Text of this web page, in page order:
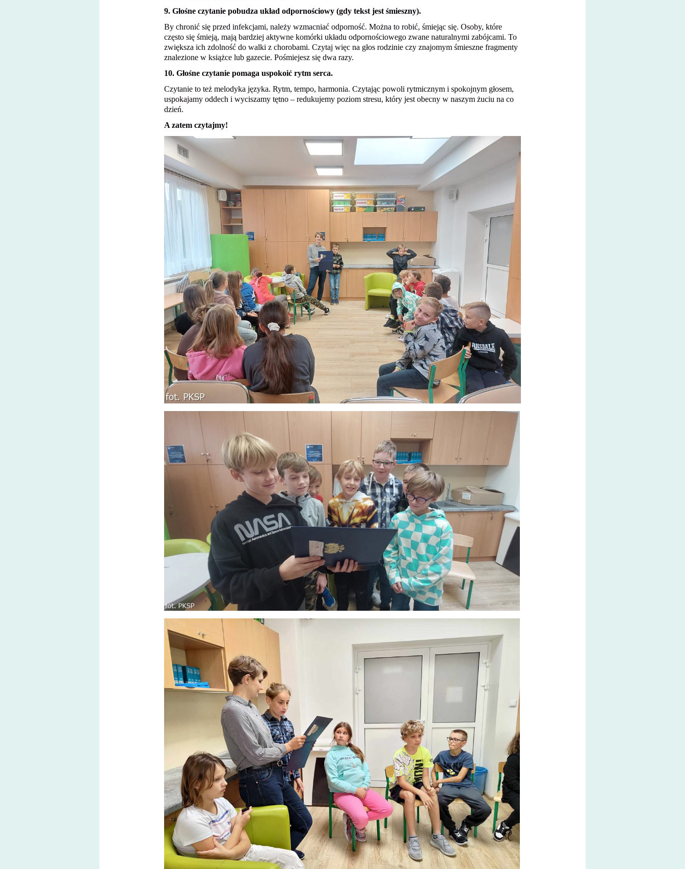
9. Głośne czytanie pobudza układ odpornościowy (gdy tekst jest śmieszny).
By chronić się przed infekcjami, należy wzmacniać odporność. Można to robić, śmiejąc się. Osoby, które
często się śmieją, mają bardziej aktywne komórki układu odpornościowego zwane naturalnymi zabójcami. To
zwiększa ich zdolność do walki z chorobami. Czytaj więc na głos rodzinie czy znajomym śmieszne fragmenty
znalezione w książce lub gazecie. Pośmiejesz się dwa razy.
10. Głośne czytanie pomaga uspokoić rytm serca.
Czytanie to też melodyka języka. Rytm, tempo, harmonia. Czytając powoli rytmicznym i spokojnym głosem,
uspokajamy oddech i wyciszamy tętno – redukujemy poziom stresu, który jest obecny w naszym żuciu na co
dzień.
A zatem czytajmy!